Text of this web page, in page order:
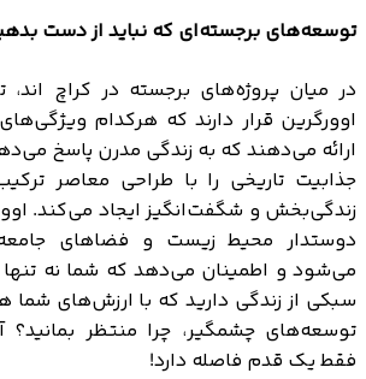
توسعه‌های برجسته‌ای که نباید از دست
در میان پروژه‌های برجسته در کراچ
اوورگرین قرار دارند که هرکدام
ارائه می‌دهند که به زندگی مدرن پاسخ
جذابیت تاریخی را با طراحی معاصر
زندگی‌بخش و شگفت‌انگیز ایجاد می‌کند.
دوستدار محیط زیست و فضاهای
می‌شود و اطمینان می‌دهد که شما نه تنها
سبکی از زندگی دارید که با ارزش‌های شما
توسعه‌های چشمگیر، چرا منتظر بمانید؟
فقط یک قدم فاصله دارد!